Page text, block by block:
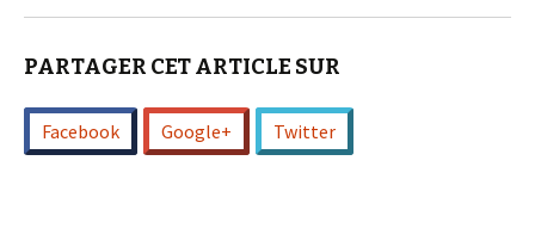
PARTAGER CET ARTICLE SUR
Facebook Google+ Twitter